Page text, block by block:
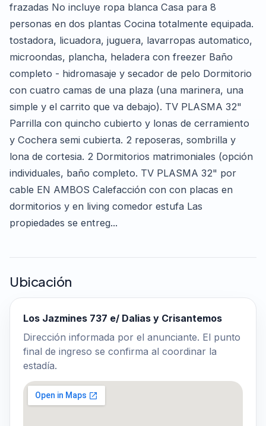
frazadas No incluye ropa blanca Casa para 8
personas en dos plantas Cocina totalmente equipada.
tostadora, licuadora, juguera, lavarropas automatico,
microondas, plancha, heladera con freezer Baño
completo - hidromasaje y secador de pelo Dormitorio
con cuatro camas de una plaza (una marinera, una
simple y el carrito que va debajo). TV PLASMA 32"
Parrilla con quincho cubierto y lonas de cerramiento
y Cochera semi cubierta. 2 reposeras, sombrilla y
lona de cortesia. 2 Dormitorios matrimoniales (opción
individuales, baño completo. TV PLASMA 32" por
cable EN AMBOS Calefacción con con placas en
dormitorios y en living comedor estufa Las
propiedades se entreg...
Ubicación
Los Jazmines 737 e/ Dalias y Crisantemos
Dirección informada por el anunciante. El punto
final de ingreso se confirma al coordinar la
estadía.